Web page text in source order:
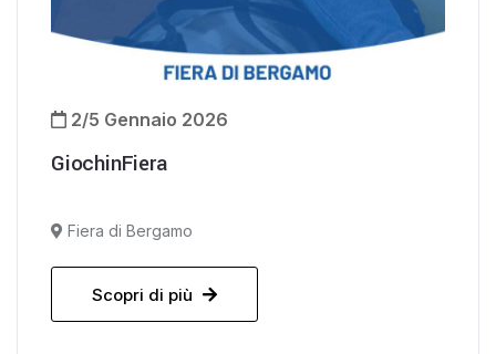
2/5 Gennaio 2026
GiochinFiera
Fiera di Bergamo
Scopri di più